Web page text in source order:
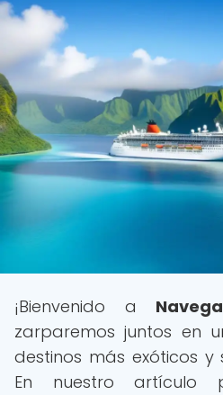
¡Bienvenido a
zarparemos juntos en
destinos más exóticos y
En nuestro artículo